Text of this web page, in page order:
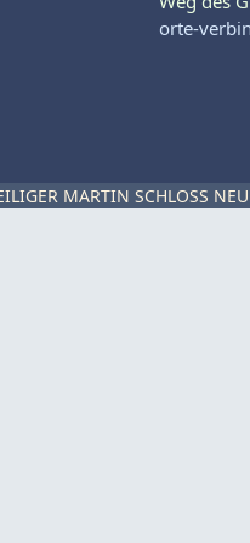
orte-
MARTIN SCHLOSS